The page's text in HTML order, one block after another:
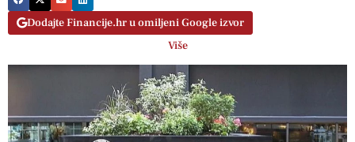
Dodajte Financije.hr u omiljeni Google izvor
Više